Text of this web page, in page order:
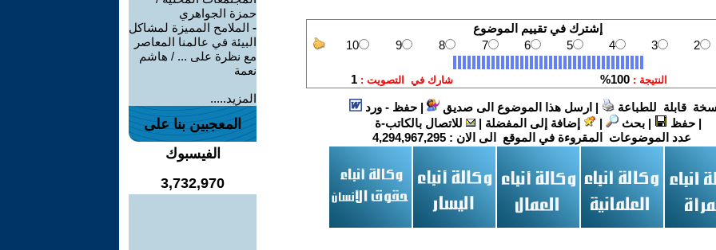
قابلة للطباعة | ارسل هذا الموضوع الى صديق |حفظ - ورد
|حفظ |بحث | إضافة إلى المفضلة |
للاتصال بالكاتب-ة
عدد الموضوعات المقروءة في الموقع الى الان :4,294,967,295
حمزة الجواهري
- الملامح المميزة لمشاكل
البيئة في عالمنا المعاصر
مع نظرة على ... / هاشم
نعمة
المزيد.....
المعجبين بنا على
الفيسبوك
3,732,970